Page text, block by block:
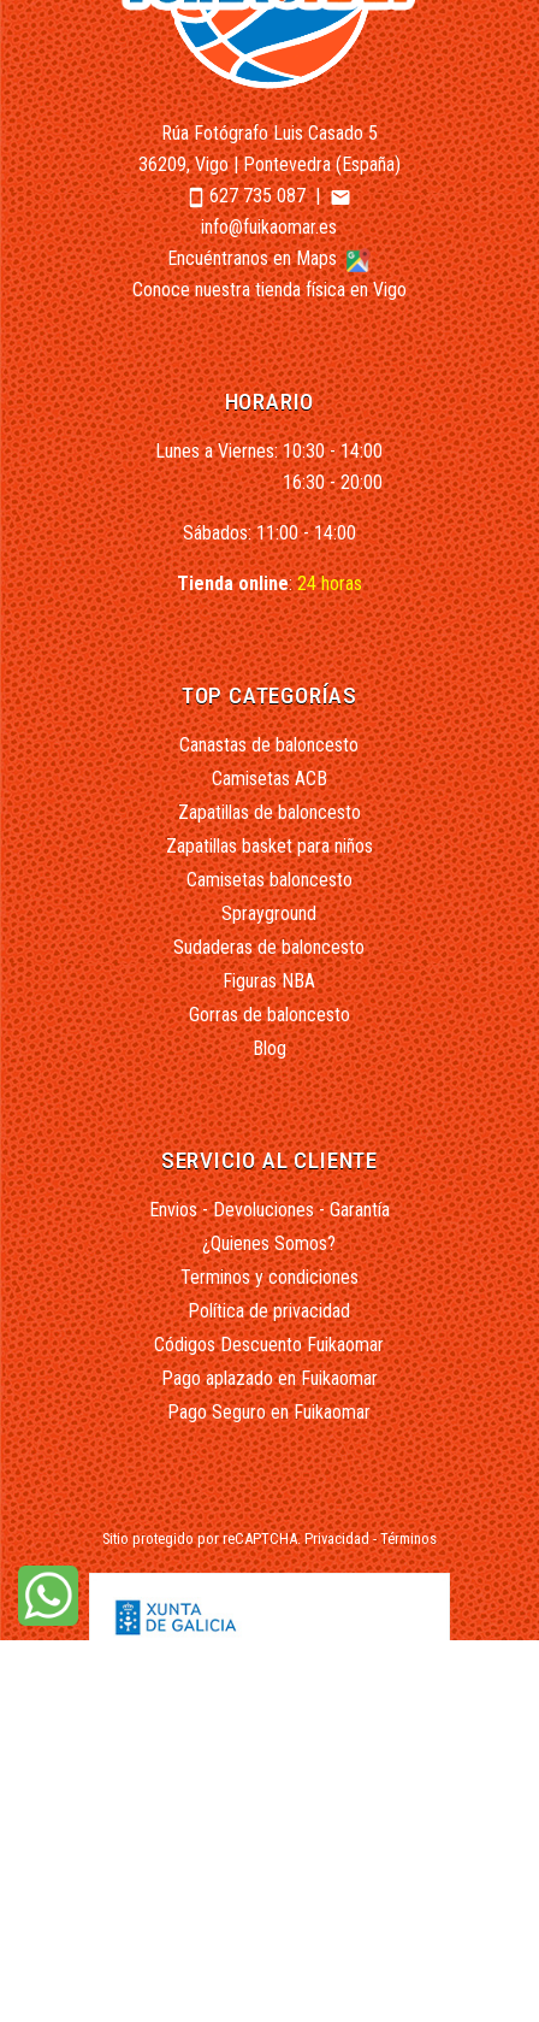
Rúa Fotógrafo Luis Casado 5
36209, Vigo | Pontevedra (España)
smartphone627 735 087|email
info@fuikaomar.es
Encuéntranos en Maps
Conoce nuestra tienda física en Vigo
HORARIO
Lunes a Viernes: 10:30 - 14:00
16:30 - 20:00
Sábados: 11:00 - 14:00
Tienda online:24 horas
TOP CATEGORÍAS
Canastas de baloncesto
Camisetas ACB
Zapatillas de baloncesto
Zapatillas basket para niños
Camisetas baloncesto
Sprayground
Sudaderas de baloncesto
Figuras NBA
Gorras de baloncesto
Blog
SERVICIO AL CLIENTE
Envios - Devoluciones - Garantía
¿Quienes Somos?
Terminos y condiciones
Política de privacidad
Códigos Descuento Fuikaomar
Pago aplazado en Fuikaomar
Pago Seguro en Fuikaomar
Sitio protegido por reCAPTCHA.Privacidad-Términos